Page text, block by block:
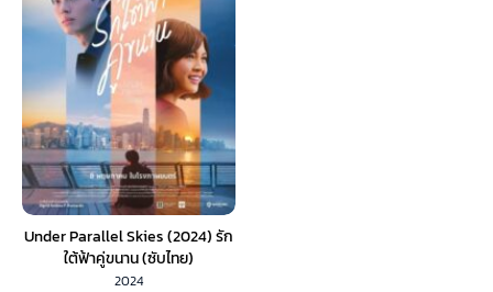
Under Parallel Skies (2024) รัก
ใต้ฟ้าคู่ขนาน (ซับไทย)
2024